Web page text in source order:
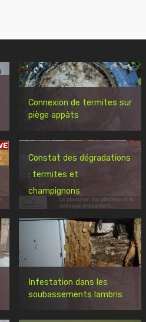
Connexion de termites sur
piège appâts
Constat des dégradations
: termites et
champignons
Infestation dans les
soubassements lambris